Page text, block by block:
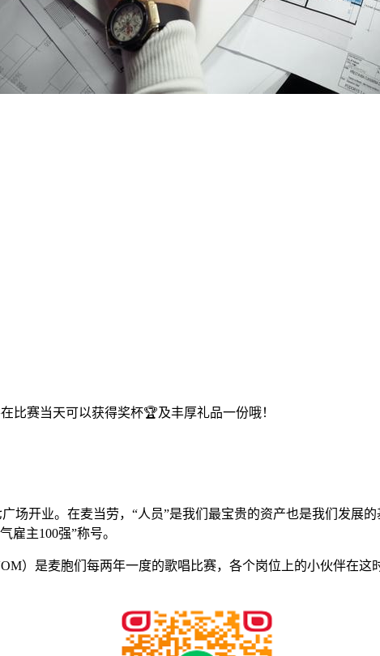
比赛当天可以获得奖杯🏆及丰厚礼品一份哦！
场开业。在麦当劳，“人员”是我们最宝贵的资产也是我们发展
雇主100强”称号。
）是麦胞们每两年一度的歌唱比赛，各个岗位上的小伙伴在